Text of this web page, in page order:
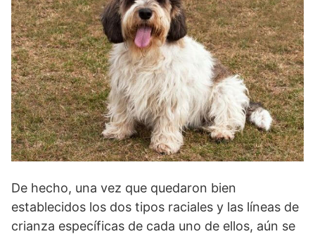
De hecho, una vez que quedaron bien
establecidos los dos tipos racia­les y las líneas de
crianza específicas de cada uno de ellos, aún se